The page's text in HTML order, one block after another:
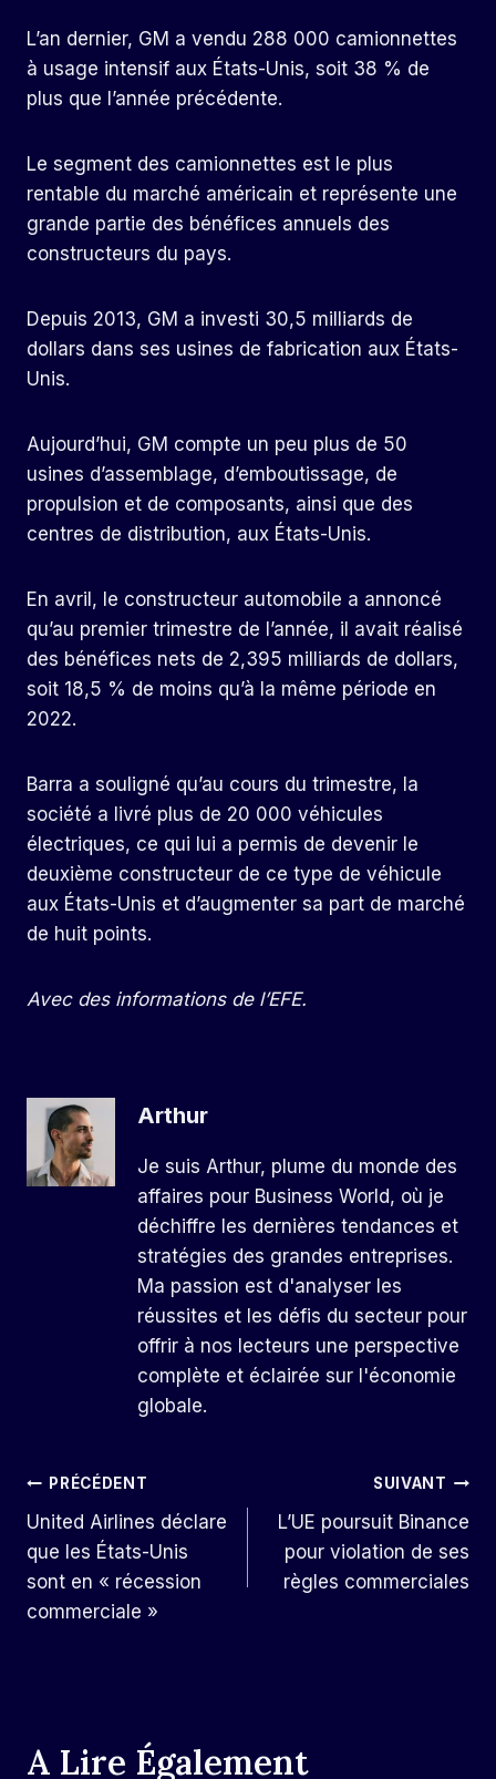
L’an dernier, GM a vendu 288 000 camionnettes
à usage intensif aux États-Unis, soit 38 % de
plus que l’année précédente.
Le segment des camionnettes est le plus
rentable du marché américain et représente une
grande partie des bénéfices annuels des
constructeurs du pays.
Depuis 2013, GM a investi 30,5 milliards de
dollars dans ses usines de fabrication aux États-
Unis.
Aujourd’hui, GM compte un peu plus de 50
usines d’assemblage, d’emboutissage, de
propulsion et de composants, ainsi que des
centres de distribution, aux États-Unis.
En avril, le constructeur automobile a annoncé
qu’au premier trimestre de l’année, il avait réalisé
des bénéfices nets de 2,395 milliards de dollars,
soit 18,5 % de moins qu’à la même période en
2022.
Barra a souligné qu’au cours du trimestre, la
société a livré plus de 20 000 véhicules
électriques, ce qui lui a permis de devenir le
deuxième constructeur de ce type de véhicule
aux États-Unis et d’augmenter sa part de marché
de huit points.
Avec des informations de l’EFE.
Arthur
Je suis Arthur, plume du monde des
affaires pour Business World, où je
déchiffre les dernières tendances et
stratégies des grandes entreprises.
Ma passion est d'analyser les
réussites et les défis du secteur pour
offrir à nos lecteurs une perspective
complète et éclairée sur l'économie
globale.
Navigation
De
L’article
PRÉCÉDENT
United Airlines déclare
que les États-Unis
sont en « récession
commerciale »
SUIVANT
L’UE poursuit Binance
pour violation de ses
règles commerciales
A Lire Également